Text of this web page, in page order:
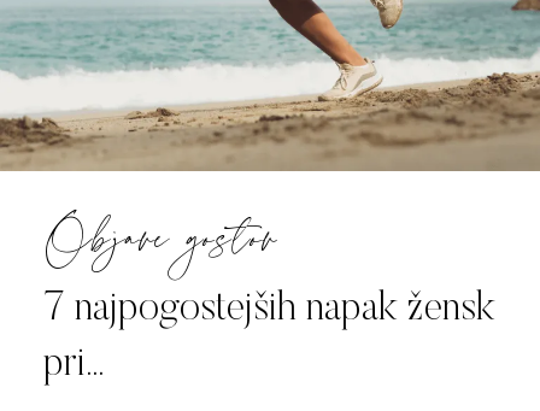
Objave gostov
7 najpogostejših napak žensk
pri...